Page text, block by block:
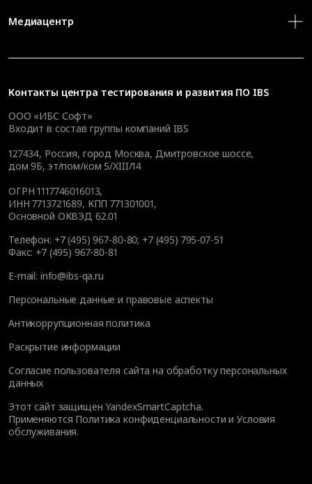
Контакты центра тестирования и развития ПО IBS
ООО «ИБС Софт»
Входит в состав группы компаний IBS
127434, Россия, город Москва, Дмитровское шоссе,
дом 9Б, эт/пом/ком 5/XIII/14
ОГРН 1117746016013,
ИНН 7713721689, КПП 771301001,
Основной ОКВЭД 62.01
Телефон: +7 (495) 967-80-80; +7 (495) 795-07-51
Факс: +7 (495) 967-80-81
E-mail: info@ibs-qa.ru
Персональные данные и правовые аспекты
Антикоррупционная политика
Раскрытие информации
Согласие пользователя сайта на обработку персональных
данных
Этот сайт защищен YandexSmartCaptcha.
Применяются Политика конфиденциальности иУсловия
обслуживания.
Медиацентр